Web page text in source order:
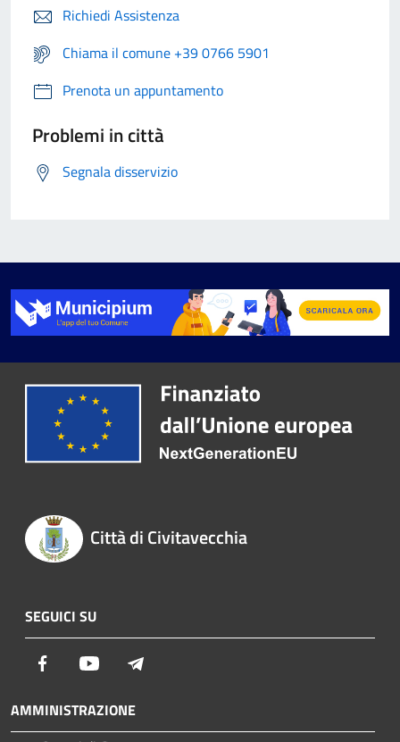
Richiedi Assistenza
Chiama il comune +39 0766 5901
Prenota un appuntamento
Problemi in città
Segnala disservizio
Città di Civitavecchia
SEGUICI SU
Facebook Youtube
AMMINISTRAZIONE